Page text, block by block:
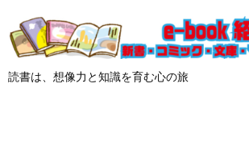
読書は、想像力と知識を育む心の旅